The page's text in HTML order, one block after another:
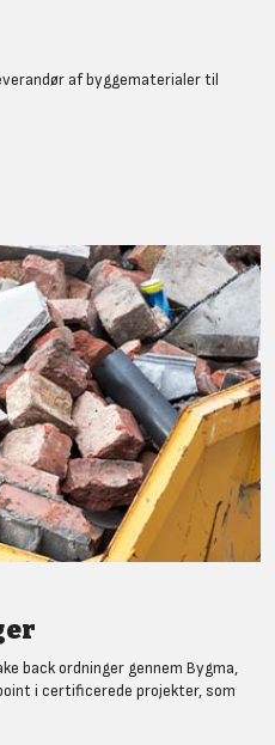
af byggematerialer til
back ordninger gennem Bygma,
i certificerede projekter, som